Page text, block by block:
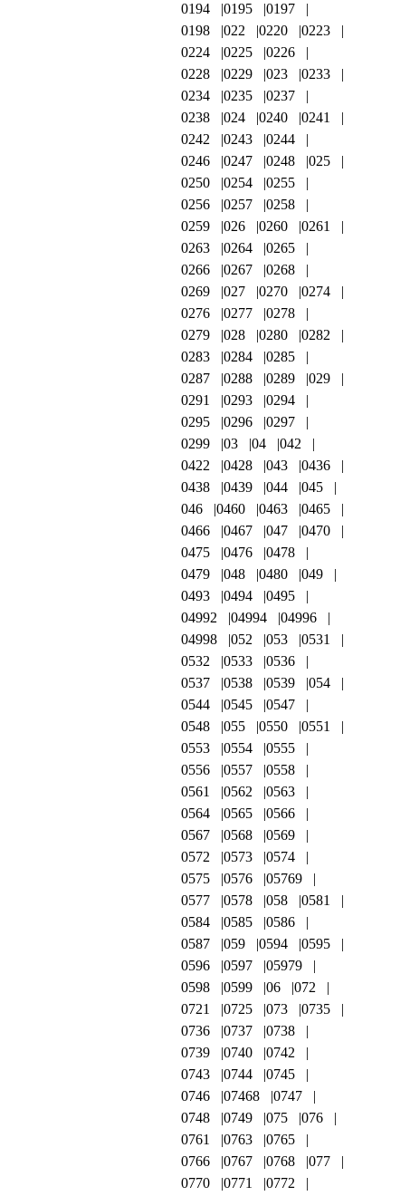
0194
0195
0197
0198
022 0220
0223
0224
0225
0226
0228
0229 023
0233
0234
0235
0237
0238
024 0240
0241
0242
0243
0244
0246
0247 0248
025
0250
0254
0255
0256
0257
0258
0259
026 0260
0261
0263
0264
0265
0266
0267
0268
0269
027 0270
0274
0276
0277
0278
0279
028 0280
0282
0283
0284
0285
0287
0288 0289
029
0291
0293
0294
0295
0296
0297
0299
03 04
042
0422
0428 043
0436
0438
0439 044
045
046
0460 0463
0465
0466
0467 047
0470
0475
0476
0478
0479
048 0480
049
0493
0494
0495
04992
04994
04996
04998
052 053
0531
0532
0533
0536
0537
0538 0539
054
0544
0545
0547
0548
055 0550
0551
0553
0554
0555
0556
0557
0558
0561
0562
0563
0564
0565
0566
0567
0568
0569
0572
0573
0574
0575
0576
05769
0577
0578 058
0581
0584
0585
0586
0587
059 0594
0595
0596
0597
05979
0598
0599 06
072
0721
0725 073
0735
0736
0737
0738
0739
0740
0742
0743
0744
0745
0746
07468
0747
0748
0749 075
076
0761
0763
0765
0766
0767 0768
077
0770
0771
0772